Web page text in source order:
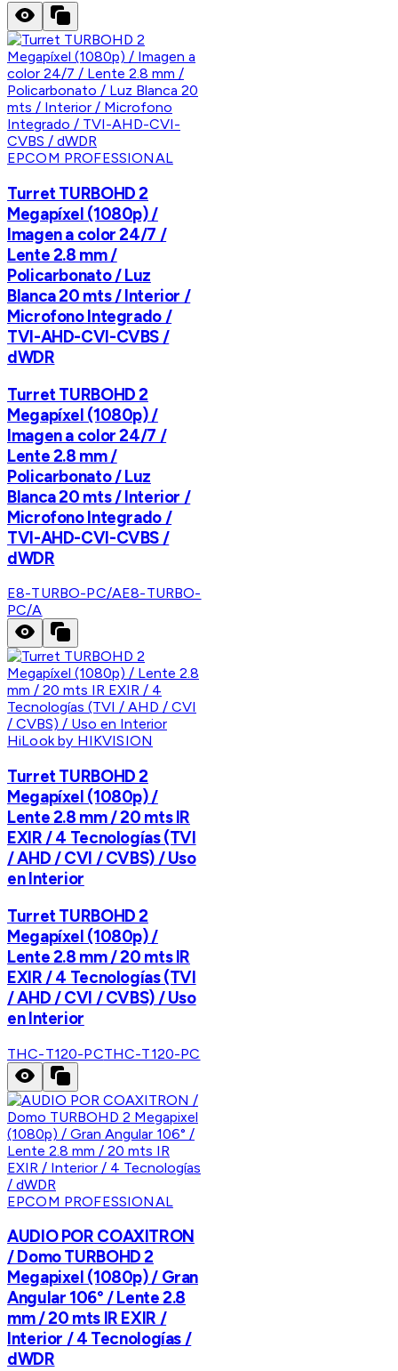
EPCOM PROFESSIONAL
Turret TURBOHD 2
Megapíxel (1080p) /
Imagen a color 24/7 /
Lente 2.8 mm /
Policarbonato / Luz
Blanca 20 mts / Interior /
Microfono Integrado /
TVI-AHD-CVI-CVBS /
dWDR
Turret TURBOHD 2
Megapíxel (1080p) /
Imagen a color 24/7 /
Lente 2.8 mm /
Policarbonato / Luz
Blanca 20 mts / Interior /
Microfono Integrado /
TVI-AHD-CVI-CVBS /
dWDR
E8-TURBO-PC/AE8-TURBO-
PC/A
HiLook by HIKVISION
Turret TURBOHD 2
Megapíxel (1080p) /
Lente 2.8 mm / 20 mts IR
EXIR / 4 Tecnologías (TVI
/ AHD / CVI / CVBS) / Uso
en Interior
Turret TURBOHD 2
Megapíxel (1080p) /
Lente 2.8 mm / 20 mts IR
EXIR / 4 Tecnologías (TVI
/ AHD / CVI / CVBS) / Uso
en Interior
THC-T120-PCTHC-T120-PC
EPCOM PROFESSIONAL
AUDIO POR COAXITRON
/ Domo TURBOHD 2
Megapixel (1080p) / Gran
Angular 106° / Lente 2.8
mm / 20 mts IR EXIR /
Interior / 4 Tecnologías /
dWDR